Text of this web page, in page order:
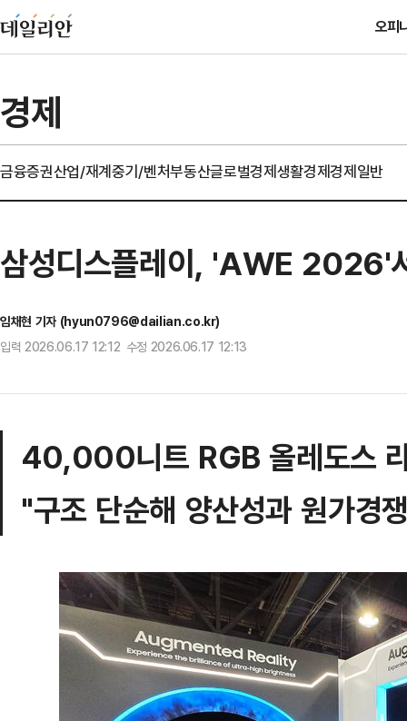
오피
경제
금융증권산업/재계중기/벤처부동산글로벌경제생활경제경제일반
삼성디스플레이, 'AWE 2026'
임채현 기자 (hyun0796@dailian.co.kr)
입력 2026.06.17 12:12 수정 2026.06.17 12:13
40,000니트 RGB 올레도스
"구조 단순해 양산성과 원가경